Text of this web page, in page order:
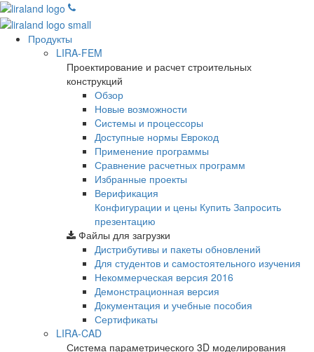
Продукты
LIRA-FEM
Проектирование и расчет строительных
конструкций
Обзор
Новые возможности
Cистемы и процессоры
Доступные нормы Еврокод
Применение программы
Сравнение расчетных программ
Избранные проекты
Верификация
Конфигурации и цены Купить Запросить
презентацию
Файлы для загрузки
Дистрибутивы и пакеты обновлений
Для студентов и самостоятельного изучения
Некоммерческая версия 2016
Демонстрационная версия
Документация и учебные пособия
Сертификаты
LIRA-CAD
Система параметрического 3D моделирования